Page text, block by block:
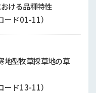
おける品種特性
ード01-11）
地型牧草採草地の草
ード13-11）